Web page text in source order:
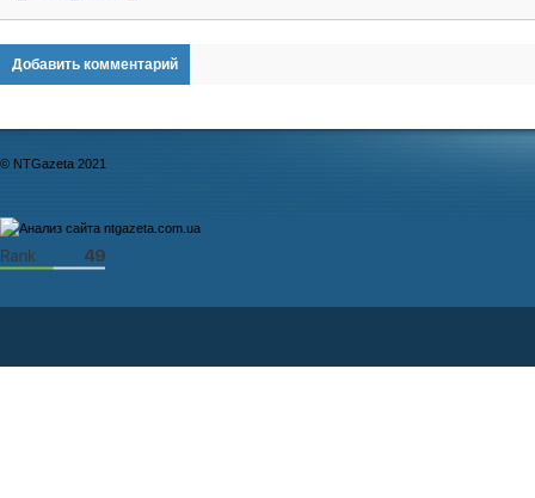
Добавить комментарий
© NTGazeta 2021